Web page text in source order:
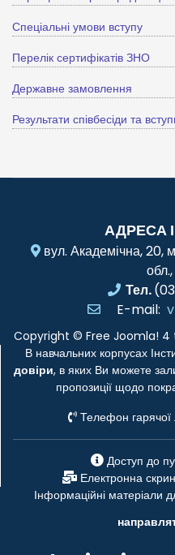
Спеціальні умови вступу
Перелік сертифікатів ЗНО
Державне замовлення
Результати співбесіди та
АДРЕСА
вул. Академічна, 20,
Тел.
E-mail:
Copyright © Free Joomla!
В навчальних корпусах
довіри, в яких Ви можете
пропозиції щодо
Телефон
Доступ до
Електронна
Інформаційні матеріали